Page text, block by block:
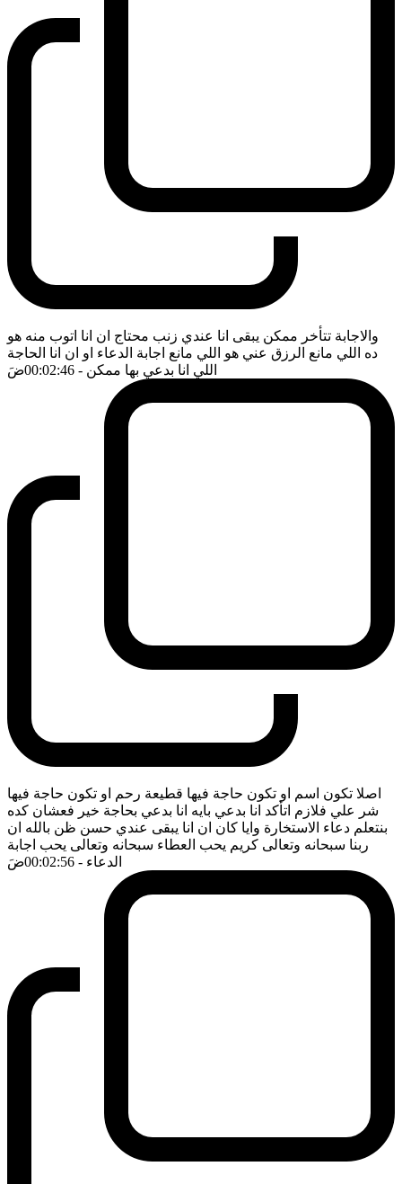
والاجابة تتأخر ممكن يبقى انا عندي زنب محتاج ان انا اتوب منه هو
ده اللي مانع الرزق عني هو اللي مانع اجابة الدعاء او ان انا الحاجة
اللي انا بدعي بها ممكن - 00:02:46 ضَ
اصلا تكون اسم او تكون حاجة فيها قطيعة رحم او تكون حاجة فيها
شر علي فلازم اتأكد انا بدعي بايه انا بدعي بحاجة خير فعشان كده
بنتعلم دعاء الاستخارة وايا كان ان انا يبقى عندي حسن ظن بالله ان
ربنا سبحانه وتعالى كريم يحب العطاء سبحانه وتعالى يحب اجابة
الدعاء - 00:02:56 ضَ